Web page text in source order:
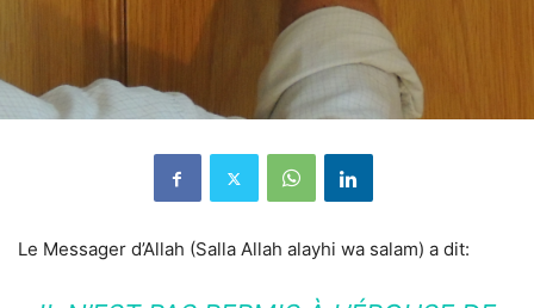
Le Messager d’Allah (Salla Allah alayhi wa salam) a dit: